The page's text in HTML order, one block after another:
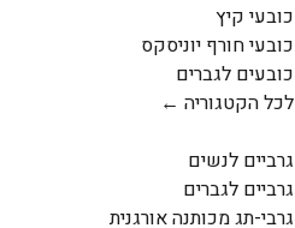
כובעי קיץ
כובעי חורף יוניסקס
כובעים לגברים
לכל הקטגוריה ←
גרביים לנשים
גרביים לגברים
גרבי-תג מכותנה אורגנית